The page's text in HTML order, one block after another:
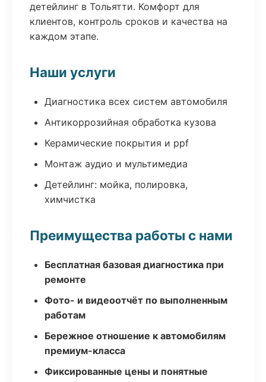
детейлинг в Тольятти. Комфорт для
клиентов, контроль сроков и качества на
каждом этапе.
Наши услуги
Диагностика всех систем автомобиля
Антикоррозийная обработка кузова
Керамические покрытия и ppf
Монтаж аудио и мультимедиа
Детейлинг: мойка, полировка,
химчистка
Преимущества работы с нами
Бесплатная базовая диагностика при
ремонте
Фото- и видеоотчёт по выполненным
работам
Бережное отношение к автомобилям
премиум-класса
Фиксированные цены и понятные